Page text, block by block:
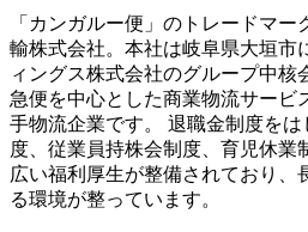
「カンガルー便」のトレードマ
輸株式会社。本社は岐阜県大垣市
ィングス株式会社のグループ中核
急便を中心とした商業物流サービ
手物流企業です。 退職金制度をは
度、従業員持株会制度、育児休業
広い福利厚生が整備されており、
る環境が整っています。